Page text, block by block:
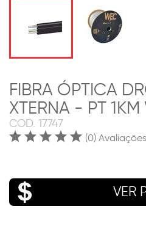
FIBRA ÓPTICA
XTERNA - PT
COD. 17747
(0) Avaliações
VER